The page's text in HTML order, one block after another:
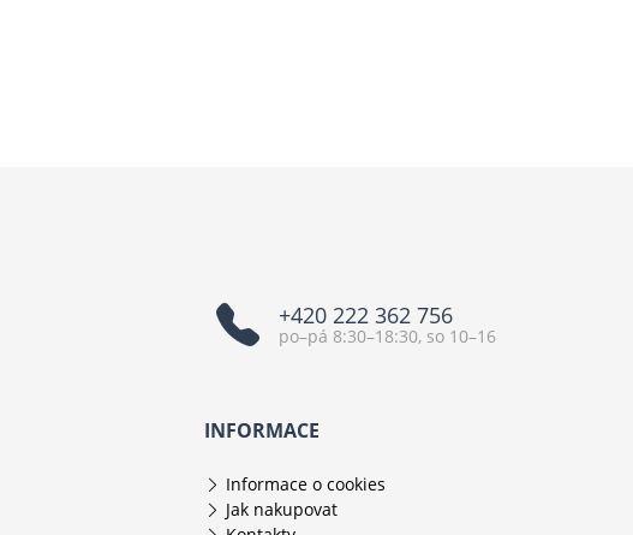
+420 222 362 756
po–pá 8:30–18:30, so 10–16
INFORMACE
Informace o cookies
Jak nakupovat